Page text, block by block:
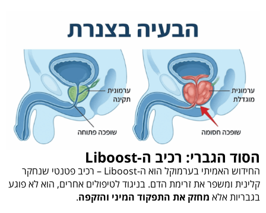
הסוד הגברי: רכיב ה-Liboost
החידוש האמיתי בערמוקל הוא ה-Liboost – רכיב פטנטי שנחקר
קלינית ומשפר את זרימת הדם. בניגוד לטיפולים אחרים, הוא לא פוגע
בגבריות אלא מחזק את התפקוד המיני והזקפה.